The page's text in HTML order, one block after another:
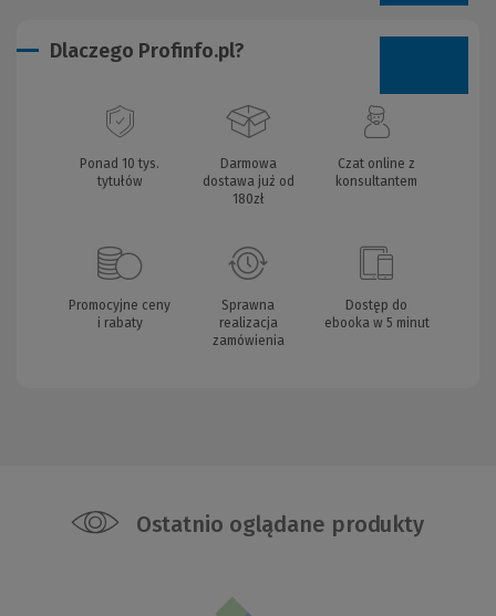
Dlaczego Profinfo.pl?
Ponad 10 tys.
tytułów
Darmowa
dostawa już od
180zł
Czat online z
konsultantem
Promocyjne ceny
i rabaty
Sprawna
realizacja
zamówienia
Dostęp do
ebooka w 5 minut
Ostatnio oglądane produkty